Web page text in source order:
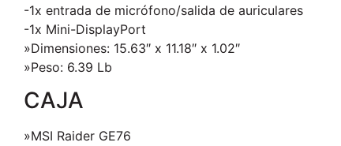
-1x entrada de micrófono/salida de auriculares
-1x Mini-DisplayPort
»Dimensiones: 15.63″ x 11.18″ x 1.02″
»Peso: 6.39 Lb
CAJA
»MSI Raider GE76